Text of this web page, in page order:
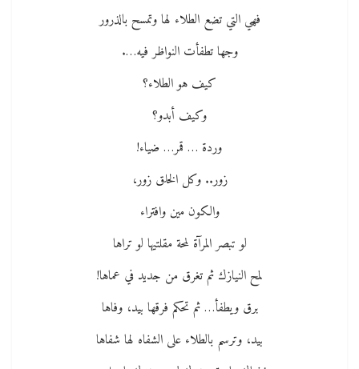
فهي التي تضع الطلاء لها وتمسح بالذرور
وجها تطفأت النواظر فيه….
كيف هو الطلاء؟
وكيف أبدو؟
وردة … قمر… ضياء!
زور.. وكل الخلق زور،
والكون مين وافتراء
لو تبصر المرآة لمحة مقلتيها لو تراها
لمح النيازك ثم تغرق من جديد في عماها!
برق ويطفأ… ثم تحكم فرقها بيد، وفاها
بيد، وترسم بالطلاء على الشفاه لها شفاها